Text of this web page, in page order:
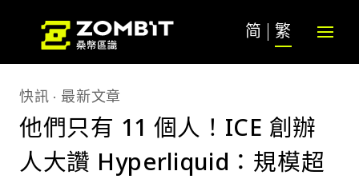
简 繁
快訊 最新文章
他們只有 11 個人！ICE 創辦
人大讚 Hyperliquid：規模超